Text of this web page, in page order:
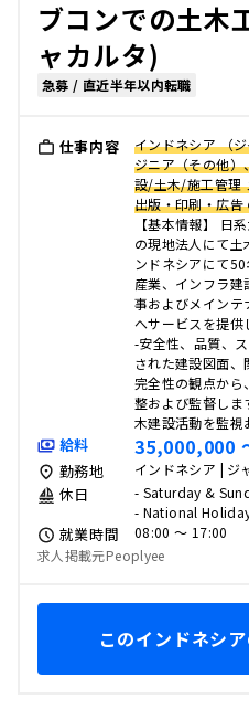
ブコンでの土木
ャカルタ)
急募 / 直近半年以内転職
仕事内容
インドネシア （
ジニア（その他
設/土木/施工管理
出版・印刷・広告
【基本情報】 日
の現地法人にて土
ンドネシアにて50
産業、インフラ建
事およびメインテ
へサービスを提供
-安全性、品質、
された建設図面、
完全性の観点から
整および監督しま
木建設活動を監
給料 35,000,000
勤務地 インドネシア | ジ
休日
- Saturday &
- National
就業時間
08:00 〜 17:00
求人掲載元Peoplyee
このインドネシ